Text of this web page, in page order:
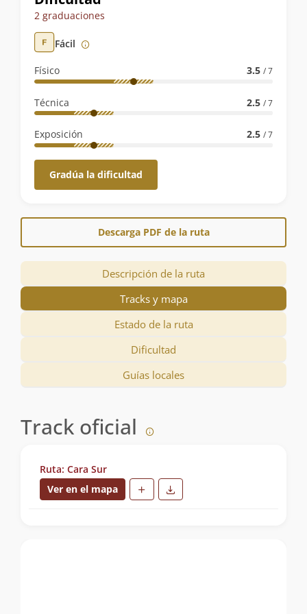
de
la
ruta
2 graduaciones
Fácil
Físico 3.5 / 7
Técnica 2.5 / 7
Exposición 2.5 / 7
Gradúa la dificultad
Descarga PDF de la ruta
Descripción de la ruta
Tracks y mapa
Estado de la ruta
Dificultad
Guías locales
Track oficial
Ruta: Cara Sur
Ver en el mapa